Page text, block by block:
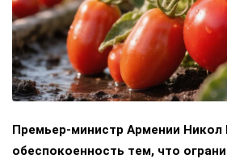
Премьер-министр Армении
обеспокоенность тем, что